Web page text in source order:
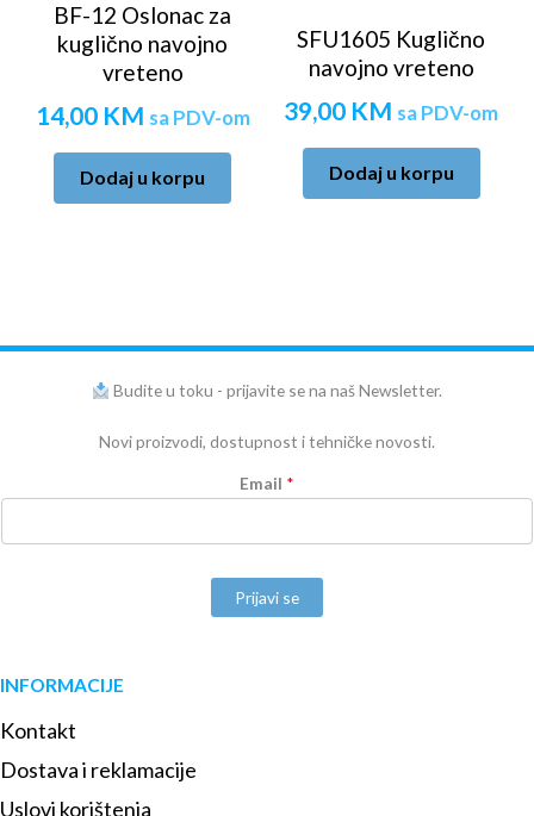
BF-12 Oslonac za
kuglično navojno
vreteno
14,00 KM sa PDV-om
Dodaj u korpu
SFU1605 Kuglično
navojno vreteno
39,00 KM sa PDV-om
Dodaj u korpu
Budite u toku - prijavite se na naš Newsletter.
Novi proizvodi, dostupnost i tehničke novosti.
Email *
Prijavi se
INFORMACIJE
Kontakt
Dostava i reklamacije
Uslovi korištenja